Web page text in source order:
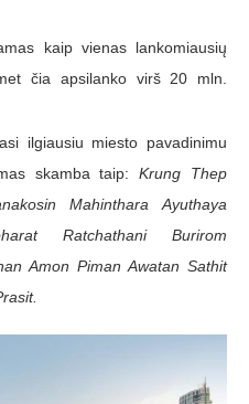
kaip vienas lankomiausių
čia apsilanko virš 20 mln.
ilgiausiu miesto pavadinimu
skamba taip:Krung Thep
Mahinthara Ayuthaya
Ratchathani Burirom
Amon Piman Awatan Sathit